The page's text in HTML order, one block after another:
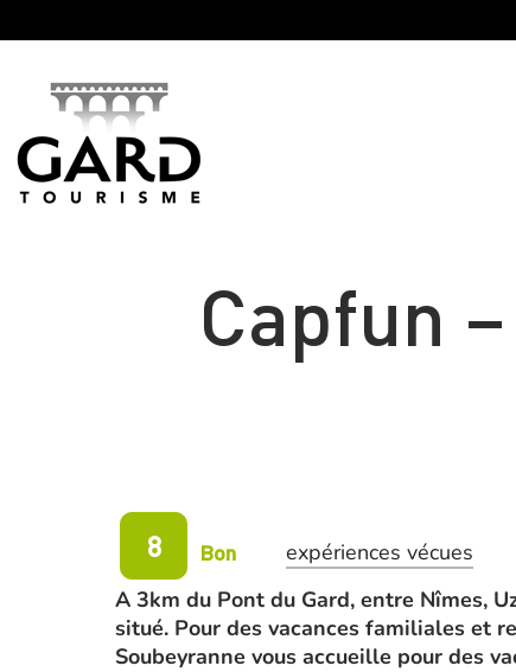
Capfun
8 Bon
expériences vécues
A 3km du Pont du Gard, entre Nîmes,
situé. Pour des vacances familiales et
Soubeyranne vous accueille pour des